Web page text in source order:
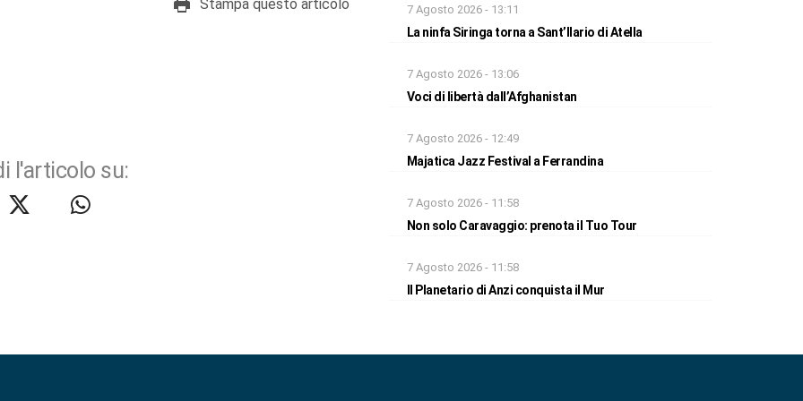
Stampa questo articolo
l'articolo su:
7 Agosto 2026 - 13:11
La ninfa Siringa torna a Sant’Ilario di Atella
7 Agosto 2026 - 13:06
Voci di libertà dall’Afghanistan
7 Agosto 2026 - 12:49
Majatica Jazz Festival a Ferrandina
7 Agosto 2026 - 11:58
Non solo Caravaggio: prenota il Tuo Tour
7 Agosto 2026 - 11:58
Il Planetario di Anzi conquista il Mur